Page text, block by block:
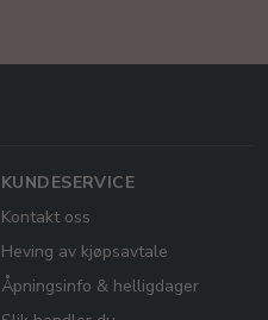
KUNDESERVICE
Kontakt oss
Heving av kjøpsavtale
Åpningsinfo & helligdager